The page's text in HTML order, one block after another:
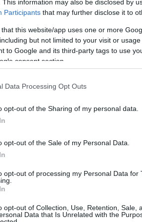
This information may also be disclosed by
Participants that may further disclose it to
that this website/app uses one or more
but not limited to your visit or
to Google and its third-party tags to use
consent section.
Data Processing Opt Outs
opt-out of the Sharing of my personal data.
opt-out of the Sale of my Personal Data.
opt-out of processing my Personal Data for
opt-out of Collection, Use, Retention, Sale,
Data that Is Unrelated with the
on is!
ésiOS-re!
működését!